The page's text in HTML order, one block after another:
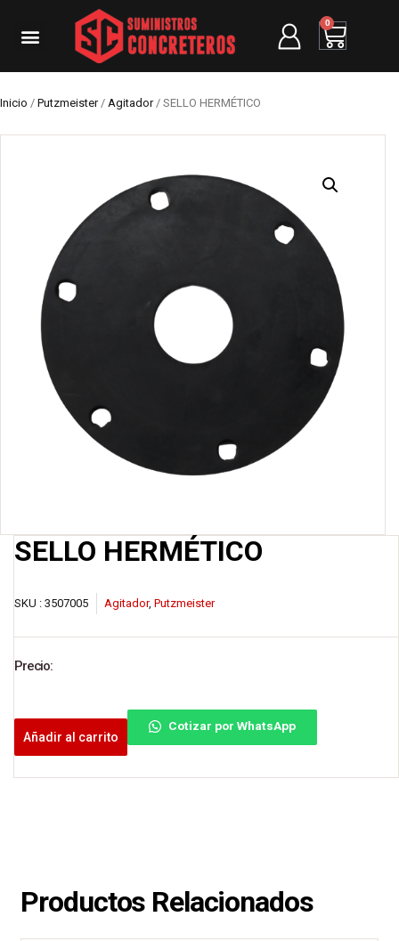
0
Inicio / Putzmeister/ Agitador/ SELLO HERMÉTICO
SELLO HERMÉTICO
SKU : 3507005 Agitador, Putzmeister
Precio:
Añadir al carrito
Cotizar por WhatsApp
Productos Relacionados